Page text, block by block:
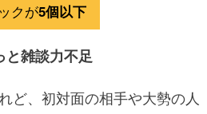
クが5個以下
と雑談力不足
ど、初対面の相手や大勢の人